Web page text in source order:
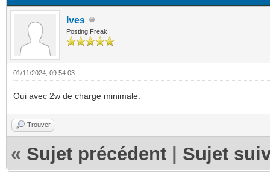
Ives
Posting Freak
01/11/2024, 09:54:03
Oui avec 2w de charge minimale.
Trouver
« Sujet précédent Sujet